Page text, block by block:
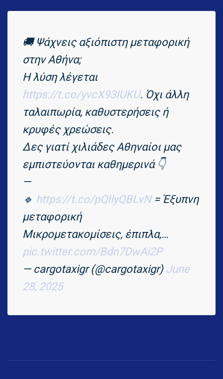
🚚 Ψάχνεις αξιόπιστη μεταφορική
στην Αθήνα;
Η λύση λέγεται
https://t.co/yvcX93IUKU. Όχι άλλη
ταλαιπωρία, καθυστερήσεις ή
κρυφές χρεώσεις.
Δες γιατί χιλιάδες Αθηναίοι μας
εμπιστεύονται καθημερινά 👇
—
🔹 https://t.co/pQIlyQBLvN= Έξυπνη
μεταφορική
Μικρομετακομίσεις, έπιπλα,…
pic.twitter.com/Bdn7DwAi2P
— cargotaxigr (@cargotaxigr) June
28, 2025